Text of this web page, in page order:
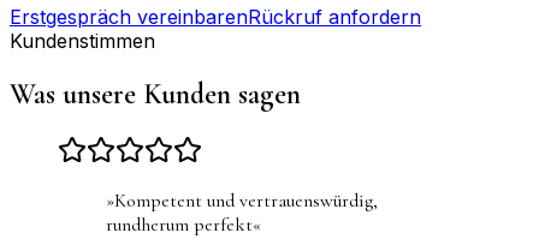
Erstgespräch vereinbarenRückruf anfordern
Kundenstimmen
Was unsere Kunden sagen
»Kompetent und vertrauenswürdig,
rundherum perfekt«